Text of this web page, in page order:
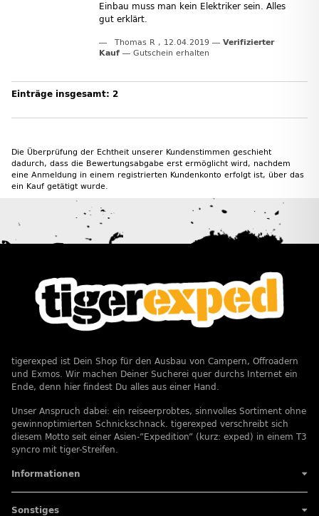
Einbau muss man kein Elektriker sein. Alles
gut erklärt.
Thomas R , 12.04.2019
Verifizierter
Kauf
Gutschein erhalten
Einträge insgesamt: 2
Die Überprüfung der Echtheit unserer Kundenstimmen geschieht
dadurch, dass die Bewertungsabgabe erst ermöglicht wird, nachdem
eine Anmeldung in einem registrierten Kundenkonto erfolgt ist, über das
ein Kauf getätigt wurde.
tigerexped ist Dein Shop für den Ausbau von Campern, Offroadern
und Exmos. Wir machen Deiner Sucherei quer durchs Internet ein
Ende, denn hier findest Du alles aus einer Hand.
Unser Anspruch dabei: ein reiseerprobtes, sinnvolles Sortiment ohne
gewinnoptimierten Schnickschnack. tigerexped verschreibt sich
diesem Motto seit einer Asien-”Expedition” (kurz: exped) in einem T3
syncro mit tiger-Streifen.
Informationen
Sonstiges